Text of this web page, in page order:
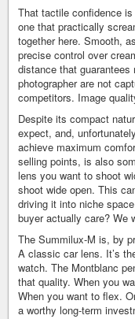
That tactile confidence
one that practically
together here. Smooth,
precise control over
distance that
photographer are not
competitors. Image
Despite its compact
expect, and,
achieve maximum
selling points, is also
lens you want to shoot
shoot wide open. This
driving it into niche
buyer actually care? We
The Summilux-M is, by
A classic car lens. It’s
watch. The Montblanc
that quality. When you
When you want to flex.
a worthy long-term